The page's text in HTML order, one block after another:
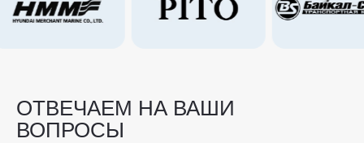
ОТВЕЧАЕМ НА ВАШИ
ВОПРОСЫ